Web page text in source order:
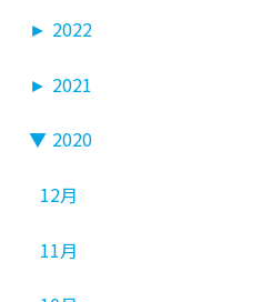
► 2022
► 2021
▼ 2020
12月
11月